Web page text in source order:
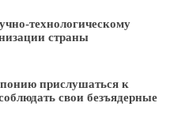
технологическому
страны
прислушаться к
свои безъядерные